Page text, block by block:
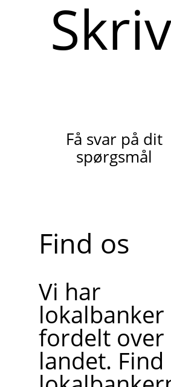
her
Få svar på dit
spørgsmål
Find os
Vi har
lokalbanker
fordelt over
landet. Find